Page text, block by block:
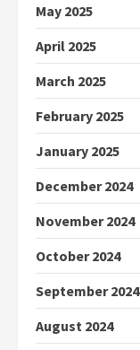
May 2025
April 2025
March 2025
February 2025
January 2025
December 2024
November 2024
October 2024
September 2024
August 2024